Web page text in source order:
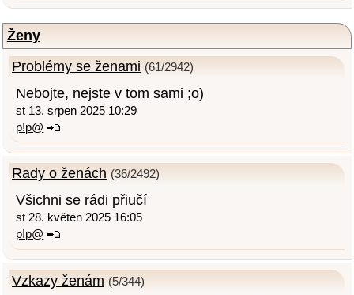
Ženy
Problémy se ženami (61/2942)
Nebojte, nejste v tom sami ;o)
st 13. srpen 2025 10:29
p!p@
Rady o ženách (36/2492)
Všichni se rádi přiučí
st 28. květen 2025 16:05
p!p@
Vzkazy ženám (5/344)